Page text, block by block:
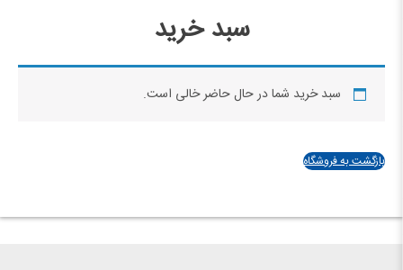
سبد خرید
سبد خرید شما در حال حاضر خالی است.
بازگشت به فروشگاه